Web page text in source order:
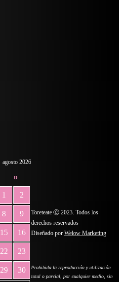
agosto 2026
D
1 2
8 9
15 16
22 23
29 30
Toreteate Ⓒ 2023. Todos los
derechos reservados
Diseñado por Welow Marketing
Prohibida la reproducción y utilización
total o parcial, por cualquier medio, sin